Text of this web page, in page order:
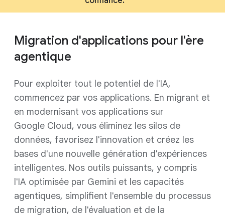
Migration d'applications pour l'ère
agentique
Pour exploiter tout le potentiel de l'IA,
commencez par vos applications. En migrant et
en modernisant vos applications sur
Google Cloud, vous éliminez les silos de
données, favorisez l'innovation et créez les
bases d'une nouvelle génération d'expériences
intelligentes. Nos outils puissants, y compris
l'IA optimisée par Gemini et les capacités
agentiques, simplifient l'ensemble du processus
de migration, de l'évaluation et de la